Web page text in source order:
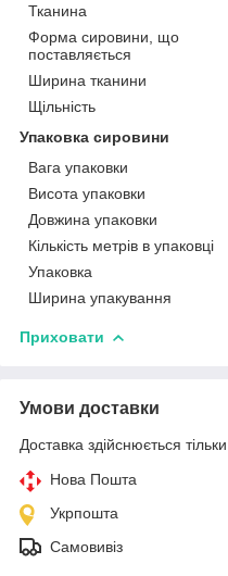
Тканина
Форма сировини, що
поставляється
Ширина тканини
Щільність
Упаковка сировини
Вага упаковки
Висота упаковки
Довжина упаковки
Кількість метрів в упаковці
Упаковка
Ширина упакування
Приховати
Умови доставки
Доставка здійснюється
Нова Пошта
Укрпошта
Самовивіз